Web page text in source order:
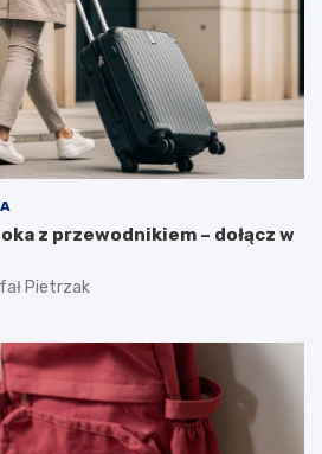
z przewodnikiem – dołącz w
Pietrzak